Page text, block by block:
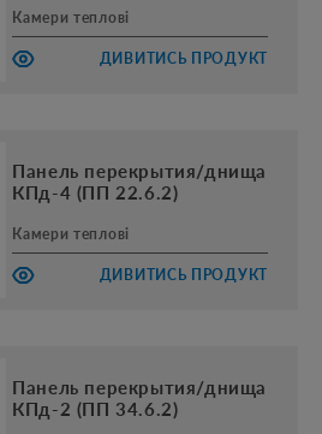
Камери теплові
ДИВИТИСЬ ПРОДУКТ
Панель перекрытия/днища
КПд-4 (ПП 22.6.2)
Камери теплові
ДИВИТИСЬ ПРОДУКТ
Панель перекрытия/днища
КПд-2 (ПП 34.6.2)